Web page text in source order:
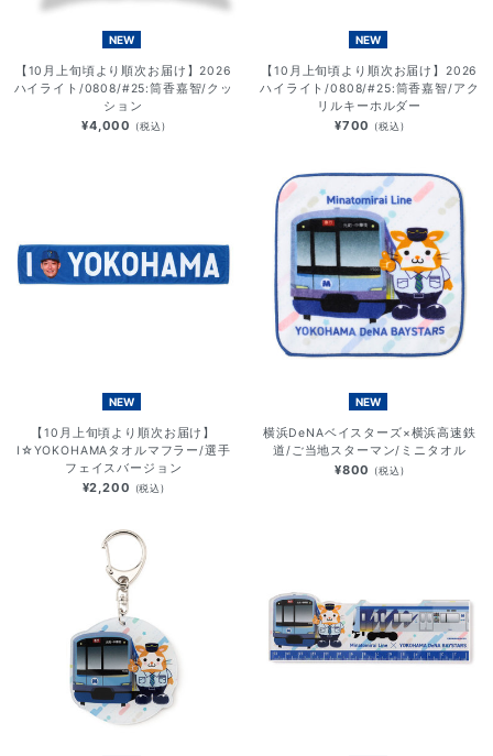
NEW
【10月上旬頃より順次お届け】2026
ハイライト/0808/#25:筒香嘉智/クッ
ション
¥4,000 (税込)
NEW
【10月上旬頃より順次お届け】2026
ハイライト/0808/#25:筒香嘉智/アク
リルキーホルダー
¥700 (税込)
NEW
【10月上旬頃より順次お届け】
I☆YOKOHAMAタオルマフラー/選手
フェイスバージョン
¥2,200 (税込)
NEW
横浜DeNAベイスターズ×横浜高速鉄
道/ご当地スターマン/ミニタオル
¥800 (税込)